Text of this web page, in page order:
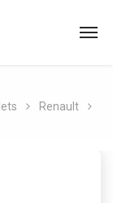
Renault